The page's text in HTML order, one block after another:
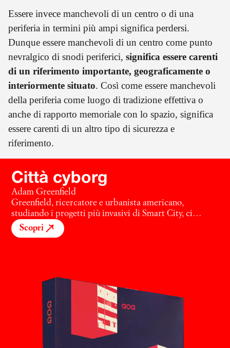
Essere invece manchevoli di un centro o di una
periferia in termini più ampi significa perdersi.
Dunque essere manchevoli di un centro come punto
nevralgico di snodi periferici, significa essere carenti
di un riferimento importante, geograficamente o
interiormente situato. Così come essere manchevoli
della periferia come luogo di tradizione effettiva o
anche di rapporto memoriale con lo spazio, significa
essere carenti di un altro tipo di sicurezza e
riferimento.
Città cyborg
Adam Greenfield
Greenfield, ricercatore e urbanista americano,
studiando i progetti più invasivi di Smart City, ci
racconta cosa si nasconde dietro l’apparente utopia
delle città intelligenti, un nuovo modello
da IBM, Cisco Systems, Microsoft. Con la complicità
di molte amministrazioni comunali, ormai incapaci di
gestire la complessità delle metropoli (dai dissesti
infrastrutturali ai problemi demografici e sociali), le
nostre città si arrendono per inerzia al sogno dei nuovi
ingegneri-programmatori, alla retorica della
connettività, trascurando le oscure conseguenze di
Scopri